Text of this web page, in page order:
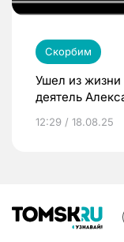
Скорбим
Ушел из жизни
деятель
12:29 / 18.08.25